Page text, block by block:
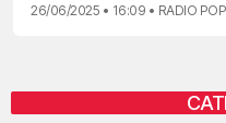
26/06/2025 • 16:09 • RADIO